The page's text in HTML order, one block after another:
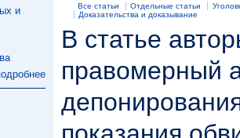
и
Все статьи Отдельные статьи
Доказательства и доказывание
В статье
правомерный